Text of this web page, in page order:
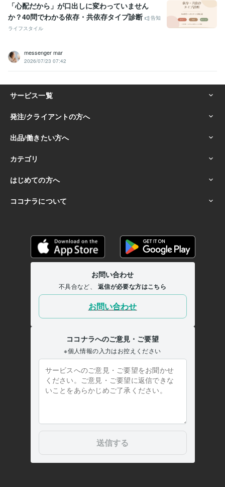
「心配だから」が口出しに変わっていません
か？40問でわかる依存・共依存タイプ診断
告知
ライフスタイル
messenger mar
2026/07/23 07:42